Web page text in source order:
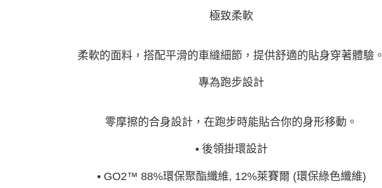
極致柔軟
柔軟的面料，搭配平滑的車縫細節，提供舒適的貼身穿著體驗。
專為跑步設計
零摩擦的合身設計，在跑步時能貼合你的身形移動。
• 後領掛環設計
• GO2™ 88%環保聚酯纖維, 12%萊賽爾 (環保綠色纖維)